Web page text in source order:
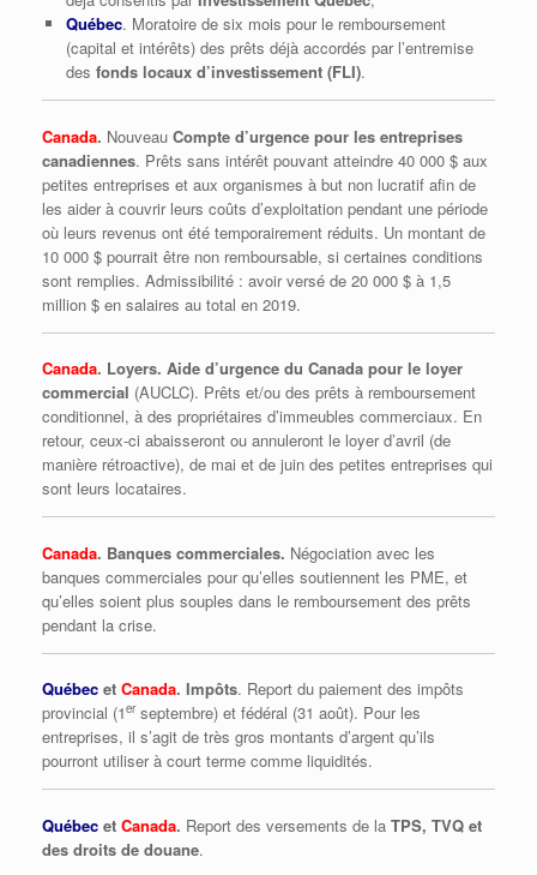
Québec. Moratoire de six mois pour le remboursement
(capital et intérêts) des prêts déjà accordés par l’entremise
des fonds locaux d’investissement (FLI).
Canada. Nouveau Compte d’urgence pour les entreprises
canadiennes. Prêts sans intérêt pouvant atteindre 40 000 $ aux
petites entreprises et aux organismes à but non lucratif afin de
les aider à couvrir leurs coûts d’exploitation pendant une période
où leurs revenus ont été temporairement réduits. Un montant de
10 000 $ pourrait être non remboursable, si certaines conditions
sont remplies. Admissibilité : avoir versé de 20 000 $ à 1,5
million $ en salaires au total en 2019.
Canada. Loyers. Aide d’urgence du Canada pour le loyer
commercial (AUCLC). Prêts et/ou des prêts à remboursement
conditionnel, à des propriétaires d’immeubles commerciaux. En
retour, ceux-ci abaisseront ou annuleront le loyer d’avril (de
manière rétroactive), de mai et de juin des petites entreprises qui
sont leurs locataires.
Canada. Banques commerciales. Négociation avec les
banques commerciales pour qu’elles soutiennent les PME, et
qu’elles soient plus souples dans le remboursement des prêts
pendant la crise.
Québec et Canada. Impôts. Report du paiement des impôts
provincial (1er septembre) et fédéral (31 août). Pour les
entreprises, il s’agit de très gros montants d’argent qu’ils
pourront utiliser à court terme comme liquidités.
Québec et Canada. Report des versements de la TPS, TVQ et
des droits de douane.